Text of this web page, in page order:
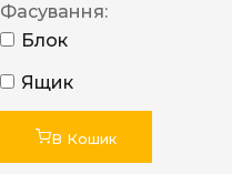
Фасування:
Блок
Ящик
В Кошик